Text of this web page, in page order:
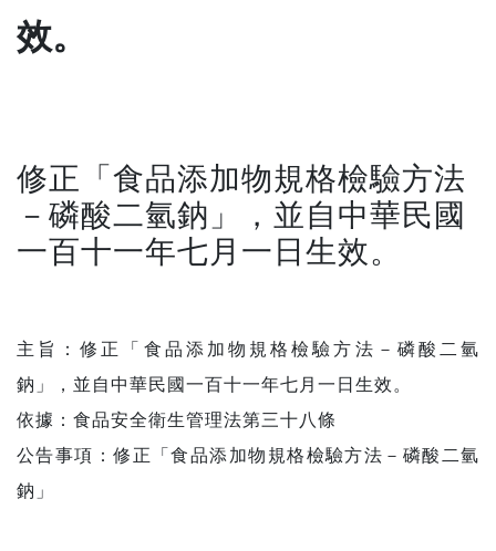
效。
修正「食品添加物規格檢驗方法
－磷酸二氫鈉」，並自中華民國
一百十一年七月一日生效。
主旨：修正「食品添加物規格檢驗方法－磷酸二氫
鈉」，並自中華民國一百十一年七月一日生效。
依據：食品安全衛生管理法第三十八條
公告事項：修正「食品添加物規格檢驗方法－磷酸二氫
鈉」